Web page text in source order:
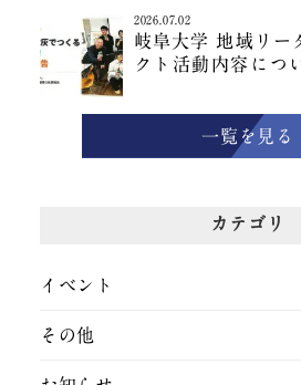
2026.07.02
岐阜大学 地域リー
クト活動内容につ
一覧を見る
カテゴリ
イベント
その他